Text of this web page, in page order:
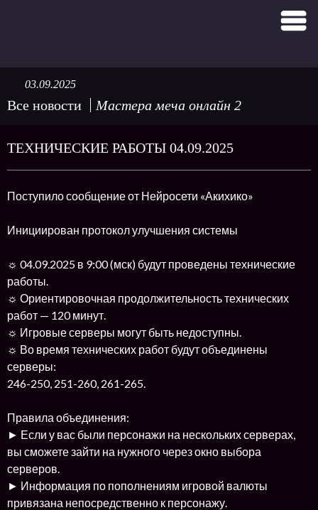
Все новости Мастера меча онлайн 2
03.09.2025
ТЕХНИЧЕСКИЕ РАБОТЫ 04.09.2025
Поступило сообщение от Нейросети «Акихико»
Инициирован протокол улучшения системы
☼ 04.09.2025 в 9:00 (мск) будут проведены технические
работы.
☼ Ориентировочная продолжительность технических
работ — 120 минут.
☼ Игровые серверы могут быть недоступны.
☼ Во время технических работ будут объединены
серверы:
246-250, 251-260, 261-265.
Правила объединения:
► Если у вас были персонажи на нескольких серверах,
вы сможете зайти на нужного через окно выбора
серверов.
► Информация по пополнениям игровой валюты
привязана непосредственно к персонажу.